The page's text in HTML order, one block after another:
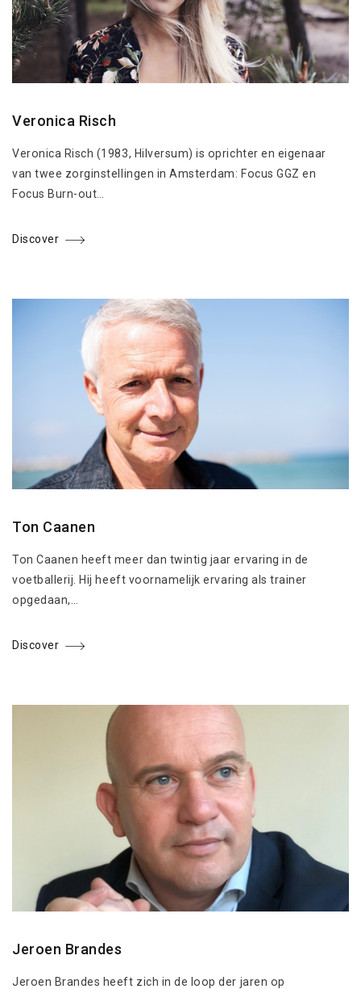
Veronica Risch
Veronica Risch (1983, Hilversum) is oprichter en eigenaar
van twee zorginstellingen in Amsterdam: Focus GGZ en
Focus Burn-out…
Discover
Ton Caanen
Ton Caanen heeft meer dan twintig jaar ervaring in de
voetballerij. Hij heeft voornamelijk ervaring als trainer
opgedaan,…
Discover
Jeroen Brandes
Jeroen Brandes heeft zich in de loop der jaren op